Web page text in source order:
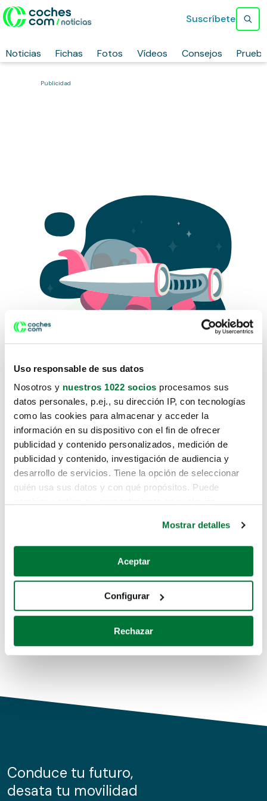
Uso responsable de sus datos
Nosotros y nuestros 1022 socios procesamos sus
datos personales, p.ej., su dirección IP, con tecnologías
como las cookies para almacenar y acceder la
información en su dispositivo con el fin de ofrecer
publicidad y contenido personalizados, medición de
publicidad y contenido, investigación de audiencia y
desarrollo de servicios. Tiene la opción de seleccionar
quién usa sus datos y con qué propósitos. Puede
Si lo permite, también quisiéramos:
Recopilar información sobre su ubicación geográfica
Identificar su dispositivo analizándolo activamente
para buscar características específicas (huellas
Obtenga más información sobre cómo se procesan sus
de cookies.
información sobre el uso que haga del sitio web con
nuestros partners de redes sociales, publicidad y análisis
Mostrar detalles
Aceptar
Configurar
Rechazar
Noticias Fichas Fotos Vídeos Consejos
Suscríbete
Publicidad
Lo sentimos, no sabemos como
te hemos traido hasta aquí.
Pero puedes encontrar el coche que estás
buscando en alguno de estos enlaces:
Coches de segunda mano
Coches de km0
Conduce tu futuro,
desata tu movilidad